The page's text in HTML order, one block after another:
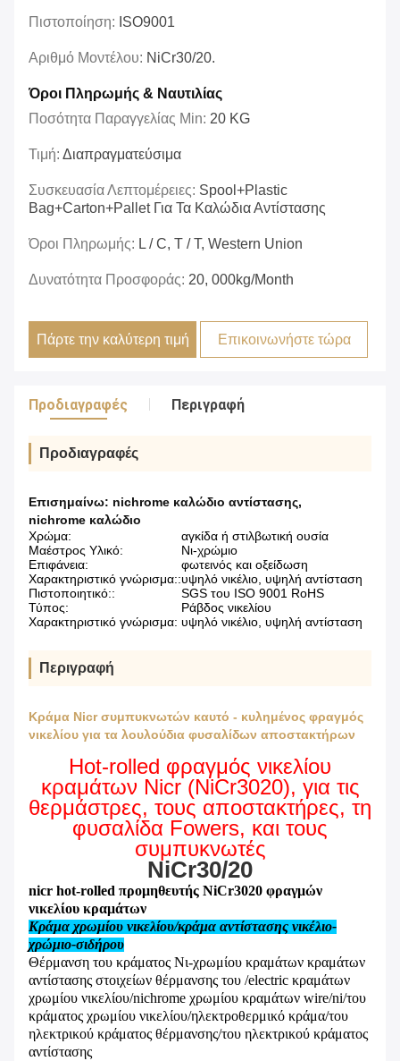
Πιστοποίηση: ISO9001
Αριθμό Μοντέλου: NiCr30/20.
Όροι Πληρωμής & Ναυτιλίας
Ποσότητα Παραγγελίας Min: 20 KG
Τιμή: Διαπραγματεύσιμα
Συσκευασία Λεπτομέρειες: Spool+plastic
Bag+carton+pallet Για Τα Καλώδια Αντίστασης
Όροι Πληρωμής: L / C, T / T, Western Union
Δυνατότητα Προσφοράς: 20, 000kg/month
Πάρτε την καλύτερη τιμή Επικοινωνήστε τώρα
Προδιαγραφές Περιγραφή
Προδιαγραφές
Επισημαίνω: nichrome καλώδιο αντίστασης,
nichrome καλώδιο
Χρώμα:
αγκίδα ή στιλβωτική ουσία
Μαέστρος Υλικό:
Νι-χρώμιο
Επιφάνεια:
φωτεινός και οξείδωση
Χαρακτηριστικό γνώρισμα::υψηλό νικέλιο, υψηλή αντίσταση
Πιστοποιητικό::
SGS του ISO 9001 RoHS
Τύπος:
Ράβδος νικελίου
Χαρακτηριστικό γνώρισμα: υψηλό νικέλιο, υψηλή αντίσταση
Περιγραφή
Κράμα Nicr συμπυκνωτών καυτό - κυλημένος φραγμός
νικελίου για τα λουλούδια φυσαλίδων αποστακτήρων
Hot-rolled φραγμός νικελίου
κραμάτων Nicr (NiCr3020), για τις
θερμάστρες, τους αποστακτήρες, τη
φυσαλίδα Fowers, και τους
συμπυκνωτές
NiCr30/20
nicr hot-rolled προμηθευτής NiCr3020 φραγμών
νικελίου κραμάτων
Κράμα χρωμίου νικελίου/κράμα αντίστασης νικέλιο-
χρώμιο-σιδήρου
Θέρμανση του κράματος Νι-χρωμίου κραμάτων κραμάτων
αντίστασης στοιχείων θέρμανσης του /electric κραμάτων
χρωμίου νικελίου/nichrome χρωμίου κραμάτων wire/ni/του
κράματος χρωμίου νικελίου/ηλεκτροθερμικό κράμα/του
ηλεκτρικού κράματος θέρμανσης/του ηλεκτρικού κράματος
αντίστασης